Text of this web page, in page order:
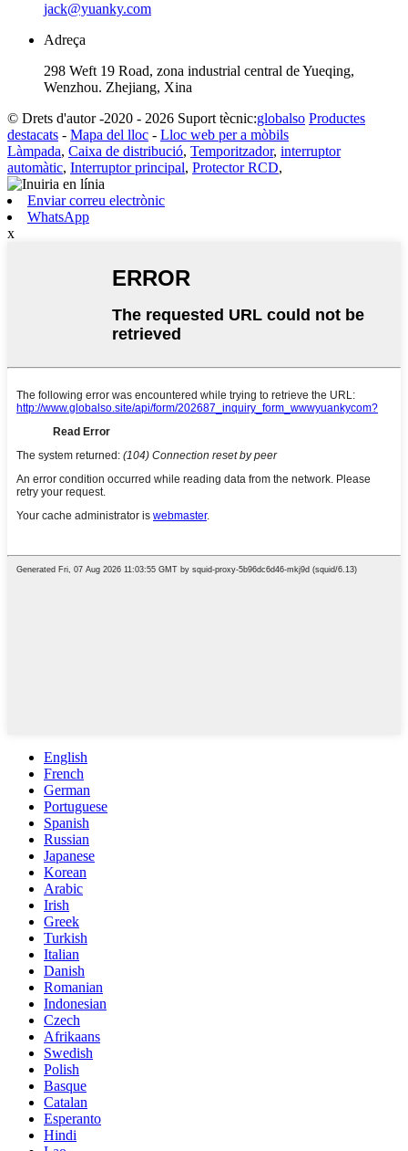
jack@yuanky.com
Adreça
298 Weft 19 Road, zona industrial central de Yueqing,
Wenzhou. Zhejiang, Xina
© Drets d'autor -2020 - 2026 Suport tècnic:globalso Productes
destacats - Mapa del lloc - Lloc web per a mòbils
Làmpada, Caixa de distribució, Temporitzador, interruptor
automàtic, Interruptor principal, Protector RCD,
Enviar correu electrònic
WhatsApp
x
English
French
German
Portuguese
Spanish
Russian
Japanese
Korean
Arabic
Irish
Greek
Turkish
Italian
Danish
Romanian
Indonesian
Czech
Afrikaans
Swedish
Polish
Basque
Catalan
Esperanto
Hindi